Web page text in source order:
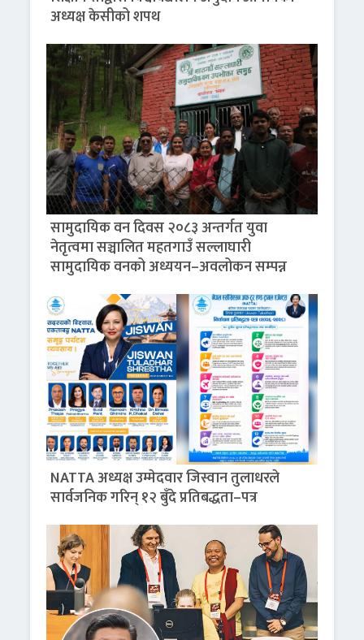
अध्यक्ष केसीको शपथ
सामुदायिक वन दिवस २०८३ अन्तर्गत युवा
नेतृत्वमा सञ्चालित महतगाउँ सल्लाघारी
सामुदायिक वनको अध्ययन–अवलोकन सम्पन्न
NATTA अध्यक्ष उम्मेदवार जिस्वान तुलाधरले
सार्वजनिक गरिन् १२ बुँदे प्रतिबद्धता–पत्र